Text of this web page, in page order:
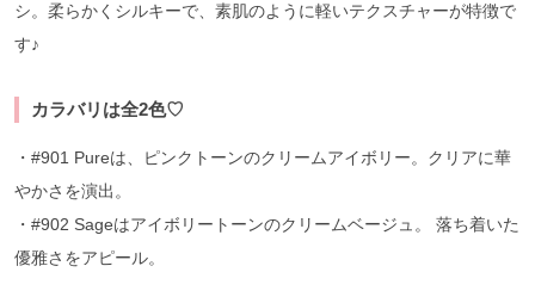
シ。柔らかくシルキーで、素肌のように軽いテクスチャーが特徴で
す♪
カラバリは全2色♡
・#901 Pureは、ピンクトーンのクリームアイボリー。クリアに華
やかさを演出。
・#902 Sageはアイボリートーンのクリームベージュ。 落ち着いた
優雅さをアピール。